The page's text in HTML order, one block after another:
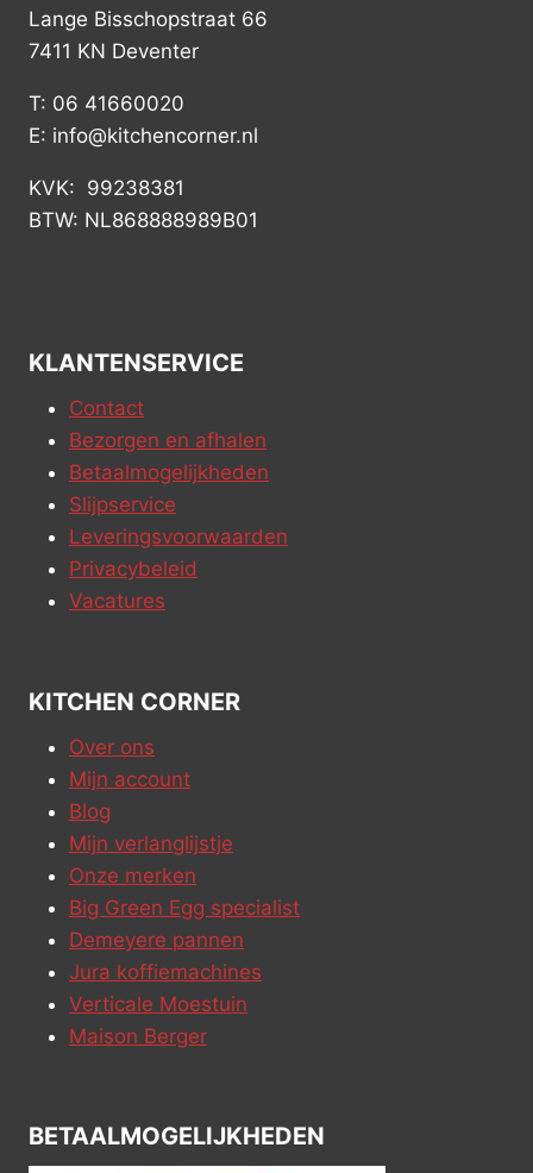
Lange Bisschopstraat 66
7411 KN Deventer
T: 06 41660020
E: info@kitchencorner.nl
KVK: 99238381
BTW: NL868888989B01
KLANTENSERVICE
Contact
Bezorgen en afhalen
Betaalmogelijkheden
Slijpservice
Leveringsvoorwaarden
Privacybeleid
Vacatures
KITCHEN CORNER
Over ons
Mijn account
Blog
Mijn verlanglijstje
Onze merken
Big Green Egg specialist
Demeyere pannen
Jura koffiemachines
Verticale Moestuin
Maison Berger
BETAALMOGELIJKHEDEN